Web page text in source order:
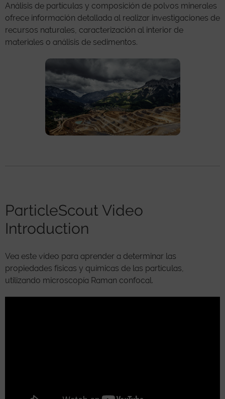
Análisis de partículas y composición de polvos minerales
ofrece información detallada al realizar investigaciones de
recursos naturales, caracterización al interior de
materiales o análisis de sedimentos.
ParticleScout Video
Introduction
Vea este vídeo para aprender a determinar las
propiedades físicas y químicas de las partículas,
utilizando microscopía Raman confocal.